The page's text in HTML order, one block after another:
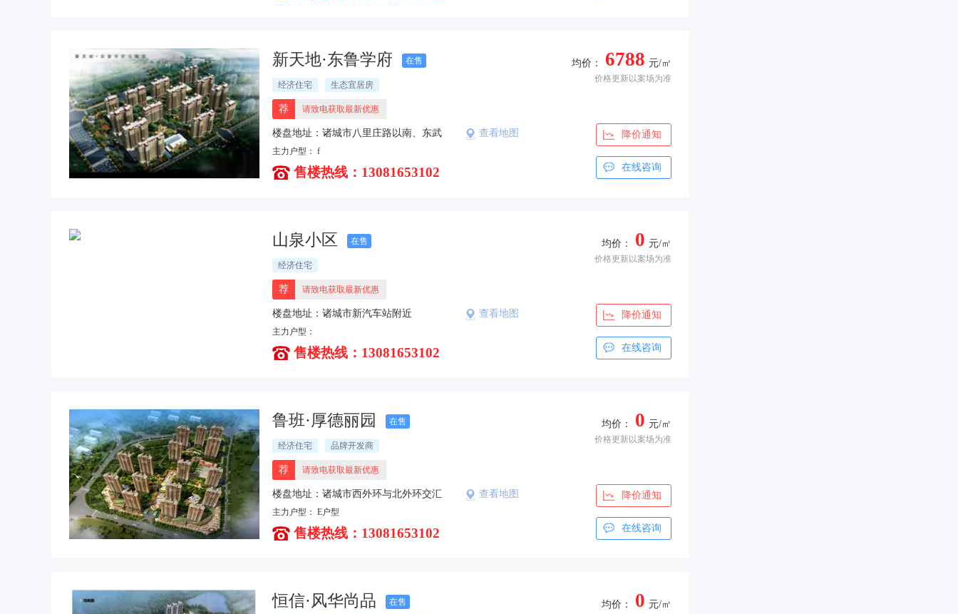
新天地·东鲁学府 在售
经济住宅 生态宜居房
荐 请致电获取最新优惠
楼盘地址：诸城市八里庄路以南、东武
北街以东
查看地图
主力户型： f
售楼热线：13081653102
元/㎡
6788
均价：
价格更新以案场为准
降价通知
在线咨询
山泉小区 在售
经济住宅
荐 请致电获取最新优惠
楼盘地址：诸城市新汽车站附近 查看地图
主力户型：
售楼热线：13081653102
元/㎡
0
均价：
价格更新以案场为准
降价通知
在线咨询
鲁班·厚德丽园 在售
经济住宅 品牌开发商
荐 请致电获取最新优惠
楼盘地址：诸城市西外环与北外环交汇
处东南角
查看地图
主力户型： E户型
售楼热线：13081653102
元/㎡
0
均价：
价格更新以案场为准
降价通知
在线咨询
恒信·风华尚品 在售 元/㎡
0
均价：